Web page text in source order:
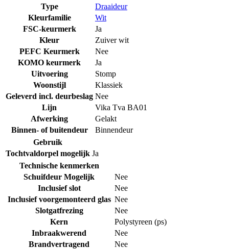
Type
Draaideur
Kleurfamilie
Wit
FSC-keurmerk
Ja
Kleur
Zuiver wit
PEFC Keurmerk
Nee
KOMO keurmerk
Ja
Uitvoering
Stomp
Woonstijl
Klassiek
Geleverd incl. deurbeslag Nee
Lijn
Vika Tva BA01
Afwerking
Gelakt
Binnen- of buitendeur
Binnendeur
Gebruik
Tochtvaldorpel mogelijk Ja
Technische kenmerken
Schuifdeur Mogelijk
Nee
Inclusief slot
Nee
Inclusief voorgemonteerd glas Nee
Slotgatfrezing
Nee
Kern
Polystyreen (ps)
Inbraakwerend
Nee
Brandvertragend
Nee